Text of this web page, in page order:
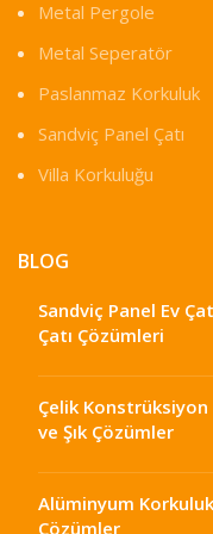
Metal Pergole
Metal Seperatör
Paslanmaz Korkuluk
Sandviç Panel Çatı
Villa Korkuluğu
BLOG
Sandviç Panel Ev
Çatı Çözümleri
Çelik Konstrüksiyon
ve Şık Çözümler
Alüminyum
Çözümler